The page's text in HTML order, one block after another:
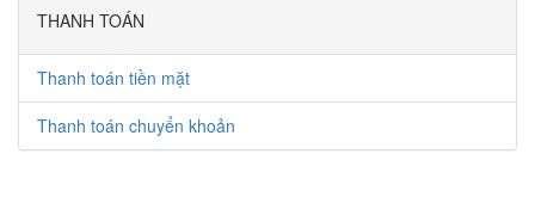
THANH TOÁN
Thanh toán tiền mặt
Thanh toán chuyển khoản